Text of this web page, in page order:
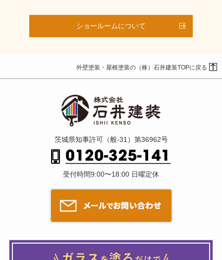
ショールームについて
外壁塗装・屋根塗装の（株）石井建装TOPに戻る
茨城県知事許可（般-31）第36962号
受付時間9:00〜18:00 日曜定休